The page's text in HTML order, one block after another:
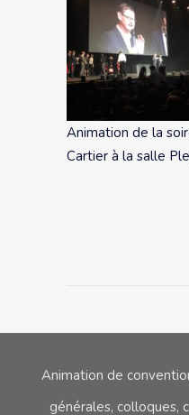
Animation de la
Cartier à la salle
Animation de
générales, colloques,